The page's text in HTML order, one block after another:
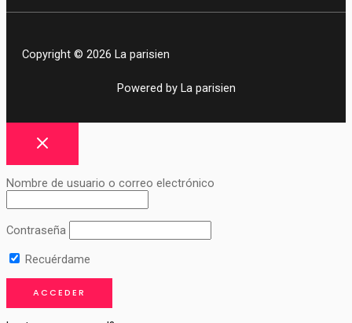
Copyright © 2026 La parisien
Powered by La parisien
Nombre de usuario o correo electrónico
Contraseña
Recuérdame